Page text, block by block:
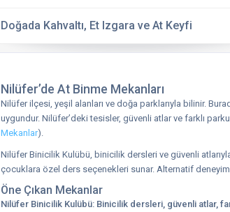
Doğada Kahvaltı, Et Izgara ve At Keyfi
Nilüfer’de At Binme Mekanları
Nilüfer ilçesi, yeşil alanları ve doğa parklarıyla bilinir.
uygundur. Nilüfer’deki tesisler, güvenli atlar ve farklı
Mekanlar).
Nilüfer Binicilik Kulübü, binicilik dersleri ve güvenli
çocuklara özel ders seçenekleri sunar. Alternatif
Öne Çıkan Mekanlar
Nilüfer Binicilik Kulübü: Binicilik dersleri, güvenli atlar,